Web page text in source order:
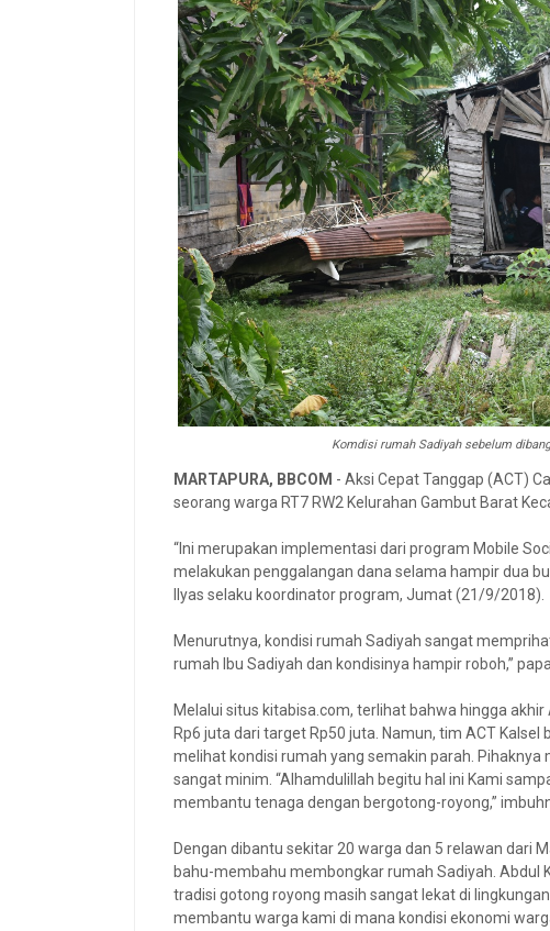
Komdisi rumah Sadiyah sebelum
MARTAPURA, BBCOM - Aksi Cepat Tanggap (ACT)
seorang warga RT7 RW2 Kelurahan Gambut Barat
“Ini merupakan implementasi dari program Mobile
melakukan penggalangan dana selama hampir dua
Ilyas selaku koordinator program, Jumat (21/9/2018).
Menurutnya, kondisi rumah Sadiyah sangat
rumah Ibu Sadiyah dan kondisinya hampir roboh,”
Melalui situs kitabisa.com, terlihat bahwa hingga
Rp6 juta dari target Rp50 juta. Namun, tim ACT
melihat kondisi rumah yang semakin parah.
sangat minim. “Alhamdulillah begitu hal ini Kami
membantu tenaga dengan bergotong-royong,”
Dengan dibantu sekitar 20 warga dan 5 relawan dari
bahu-membahu membongkar rumah Sadiyah. Abdul
tradisi gotong royong masih sangat lekat di
membantu warga kami di mana kondisi ekonomi